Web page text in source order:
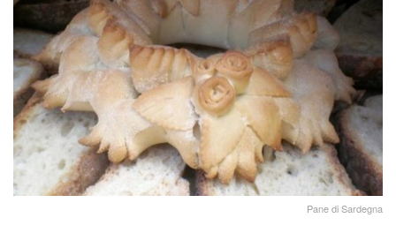
Pane di Sardegna